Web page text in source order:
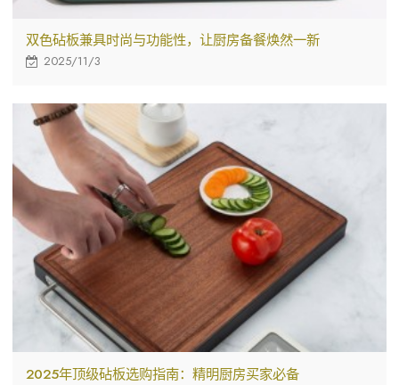
双色砧板兼具时尚与功能性，让厨房备餐焕然一新
2025/11/3
2025年顶级砧板选购指南：精明厨房买家必备